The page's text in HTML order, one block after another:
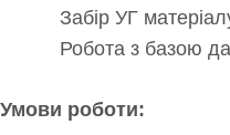
Забір УГ
Робота з базою
Умови роботи: